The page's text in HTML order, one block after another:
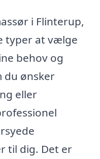
i Flinterup,
typer at vælge
behov og
du ønsker
eller
til dig. Det er